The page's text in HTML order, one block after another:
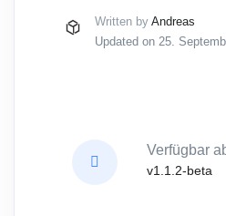
Written by Andreas
Updated on 25.
Verfügbar
v1.1.2-beta